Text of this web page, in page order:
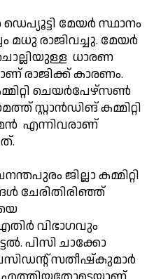
മേയര്‍ സ്ഥാനം
മധു രാജിവച്ചു. മേയര്‍
ധാരണ
രാജിക്ക് കാരണം.
ചെയര്‍പേഴ്സണ്‍
സ്റ്റാന്‍ഡിങ് കമ്മിറ്റി
എന്നിവരാണ്
ജില്ലാ കമ്മിറ്റി
ചേരിതിരിഞ്ഞ്
വിഭാഗവും
പിസി ചാക്കോ
സതീഷ്‌കുമാര്‍